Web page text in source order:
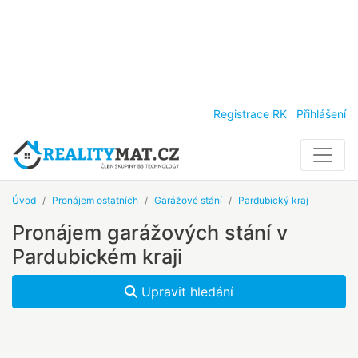
Registrace RK Přihlášení
Úvod Pronájem ostatních Garážové stání Pardubický kraj
Pronájem garážových stání v
Pardubickém kraji
Upravit hledání